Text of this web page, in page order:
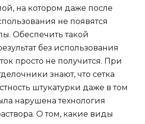
на котором даже после
не появятся
Обеспечить такой
без использования
просто не получится. При
знают, что сетка
штукатурки даже в том
нарушена технология
О том, какие виды